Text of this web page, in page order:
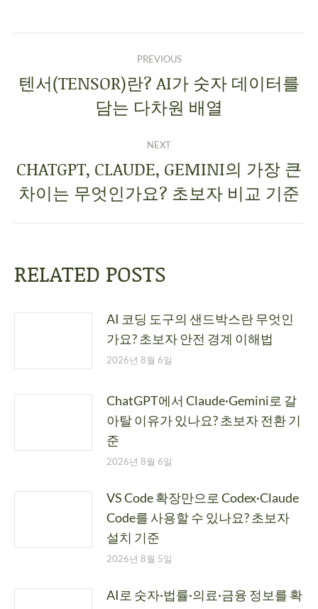
PREVIOUS
텐서(TENSOR)란? AI가 숫자 데이터를
담는 다차원 배열
NEXT
CHATGPT, CLAUDE, GEMINI의 가장 큰
차이는 무엇인가요? 초보자 비교 기준
RELATED POSTS
AI 코딩 도구의 샌드박스란 무엇인
가요? 초보자 안전 경계 이해법
2026년 8월 6일
ChatGPT에서 Claude·Gemini로 갈
아탈 이유가 있나요? 초보자 전환 기
준
2026년 8월 6일
VS Code 확장만으로 Codex·Claude
Code를 사용할 수 있나요? 초보자
설치 기준
2026년 8월 5일
AI로 숫자·법률·의료·금융 정보를 확